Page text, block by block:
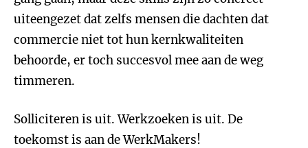
uiteengezet dat zelfs mensen die dachten dat
commercie niet tot hun kernkwaliteiten
behoorde, er toch succesvol mee aan de weg
timmeren.
Solliciteren is uit. Werkzoeken is uit. De
toekomst is aan de WerkMakers!